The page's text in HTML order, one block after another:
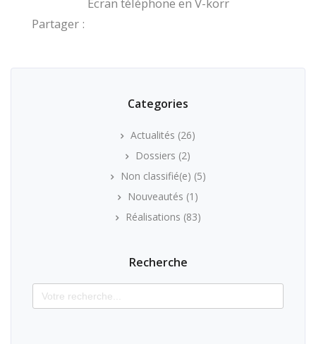
Partager :
Categories
Actualités (26)
Dossiers (2)
Non classifié(e) (5)
Nouveautés (1)
Réalisations (83)
Recherche
Search
for: